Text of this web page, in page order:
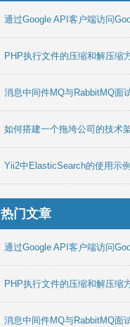
通过Google API客户端访问
PHP执行文件的压缩和解压缩
消息中间件MQ与RabbitMQ面
如何搭建一个拖垮公司的技术
Yii2中ElasticSearch的使用示例
热门文章
通过Google API客户端访问
PHP执行文件的压缩和解压缩
消息中间件MQ与RabbitMQ面